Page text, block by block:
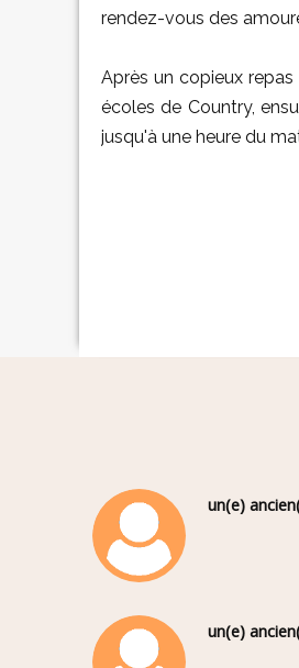
rendez-vous des
Après un copieux
écoles de Country,
jusqu'à une heure du
un(e)
un(e)